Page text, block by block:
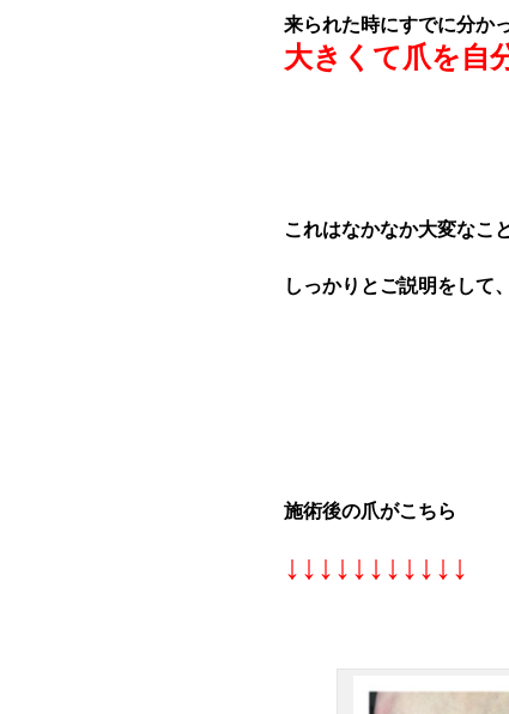
来られた時にすでに分か
大きくて爪を自
これはなかなか大変なこ
しっかりとご説明をして
施術後の爪がこちら
↓↓↓↓↓↓↓↓↓↓↓